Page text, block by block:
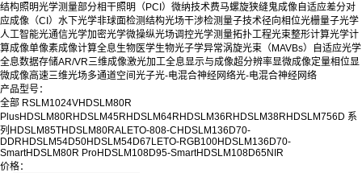
结构照明光学测量部分相干照明（PCI） 微纳技术费马螺旋狭缝鬼成像 自适应差分对
应成像（CI） 水下光学非球面检测结构光场干涉检测量子技术径向相位光栅量子光学
人工智能光通信光学加密光学微操纵光场调控光学测量拓扑工程光束整形计算光学计
算成像单像素成像计算全息生物医学生物光子学异常涡旋光束（MAVBs）
自适应光学
全息数据存储AR/VR三维成像激光加工全息显示与成像超分辨率显微成像定量相位显
微成像高速三维光场多通道空间光子光-电混合神经网络光-电混合神经网络
产品型号：
全部 RSLM1024VHDSLM80R
PlusHDSLM80RHDSLM45RHDSLM64RHDSLM36RHDSLM38RHDSLM756D 系
列 HDSLM85THDSLM80RALETO-808-CHDSLM136D70-
DDRHDSLM54D50HDSLM54D67LETO-RGB100HDSLM136D70-
SmartHDSLM80R ProHDSLM108D95-SmartHDSLM108D65NIR
价格：